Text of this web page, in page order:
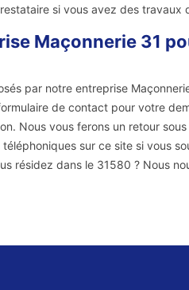
si vous avez des
Maçonnerie 31
par notre entreprise
de contact pour votre
Nous vous ferons un retour
sur ce site si vous
résidez dans le 31580 ? Nous